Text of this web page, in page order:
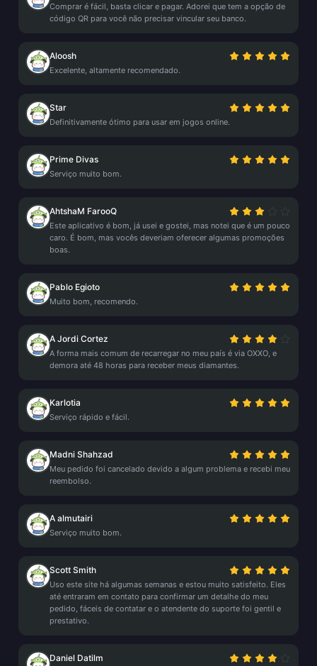
Comprar é fácil, basta clicar e pagar. Adorei que tem a opção de
código QR para você não precisar vincular seu banco.
Aloosh
Excelente, altamente recomendado.
Star
Definitivamente ótimo para usar em jogos online.
Prime Divas
Serviço muito bom.
AhtshaM FarooQ
Este aplicativo é bom, já usei e gostei, mas notei que é um pouco
caro. É bom, mas vocês deveriam oferecer algumas promoções
boas.
Pablo Egioto
Muito bom, recomendo.
A Jordi Cortez
A forma mais comum de recarregar no meu país é via OXXO, e
demora até 48 horas para receber meus diamantes.
Karlotia
Serviço rápido e fácil.
Madni Shahzad
Meu pedido foi cancelado devido a algum problema e recebi meu
reembolso.
A almutairi
Serviço muito bom.
Scott Smith
Uso este site há algumas semanas e estou muito satisfeito. Eles
até entraram em contato para confirmar um detalhe do meu
pedido, fáceis de contatar e o atendente do suporte foi gentil e
prestativo.
Daniel Datilm